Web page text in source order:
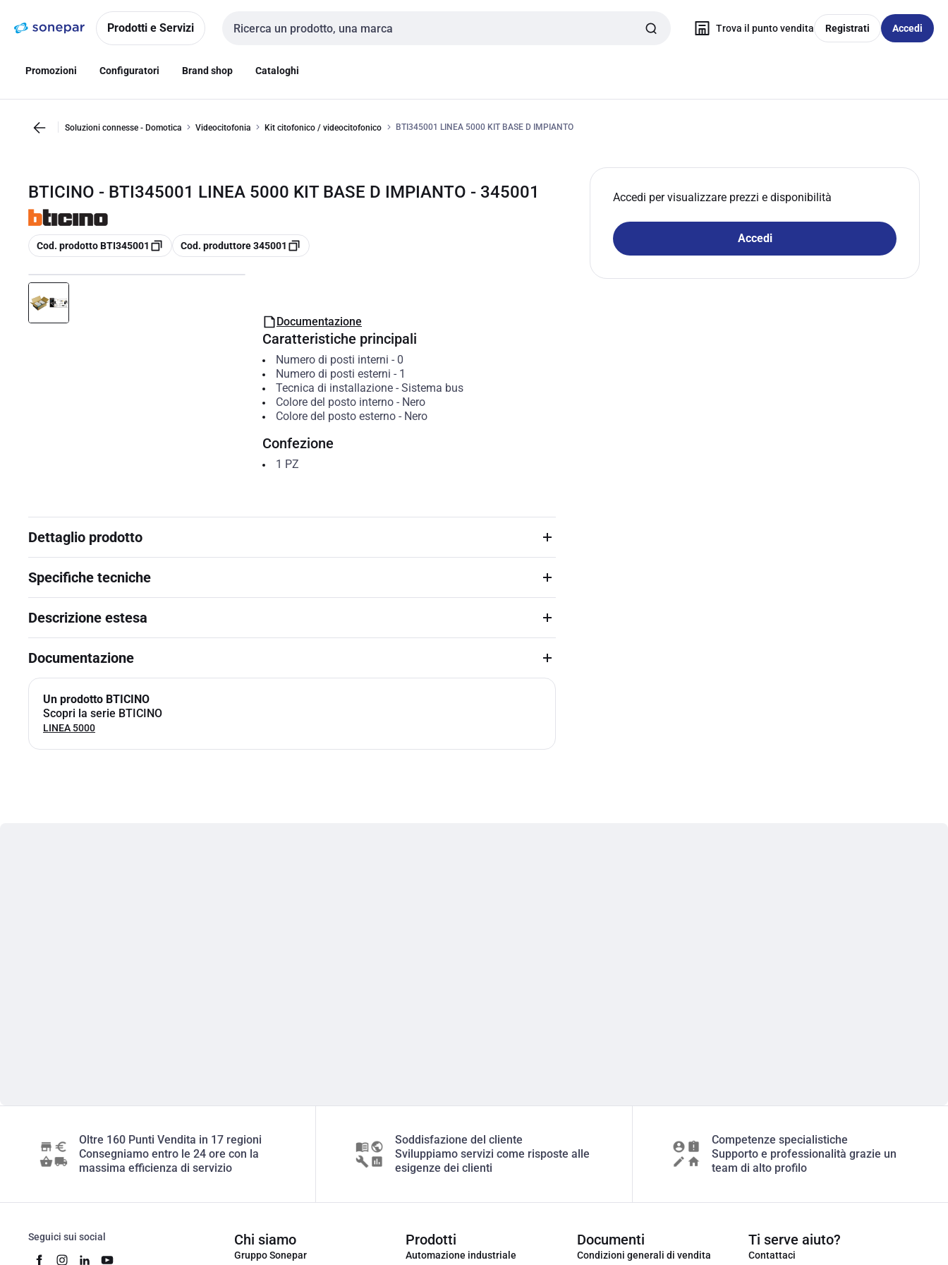
navigazionealla
Prodotti e Servizi
Cerca input
Trova il punto vendita Registrati Accedi
Promozioni Configuratori Brand shop Cataloghi
Soluzioni connesse - Domotica Videocitofonia Kit citofonico / videocitofonico BTI345001 LINEA 5000 KIT BASE D IMPIANTO
BTICINO - BTI345001 LINEA 5000 KIT BASE D IMPIANTO - 345001
copia
Cod. prodotto BTI345001 copia
Cod. produttore 345001
Accedi per visualizzare prezzi e disponibilità
Accedi
Documentazione
Caratteristiche principali
Numero di posti interni - 0
Numero di posti esterni - 1
Tecnica di installazione- Sistema bus
Colore del posto interno- Nero
Colore del posto esterno- Nero
Confezione
1 PZ
Dettaglio prodotto
Specifiche tecniche
Descrizione estesa
Documentazione
Un prodotto BTICINO
Scopri la serie BTICINO
LINEA 5000
Oltre 160 Punti Vendita in 17 regioni
Consegniamo entro le 24 ore con la
massima efficienza di servizio
Soddisfazione del cliente
Sviluppiamo servizi come risposte alle
esigenze dei clienti
Competenze specialistiche
Supporto e professionalità grazie un
team di alto profilo
Seguici sui social Chi siamo
Gruppo Sonepar
Prodotti
Automazione industriale
Documenti
Condizioni generali di vendita
Ti serve aiuto?
Contattaci